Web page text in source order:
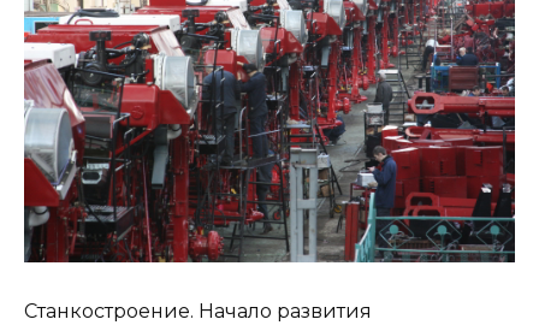
Станкостроение. Начало развития